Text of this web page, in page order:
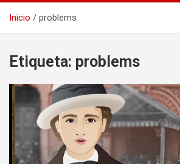
Inicio problems
Etiqueta: problems